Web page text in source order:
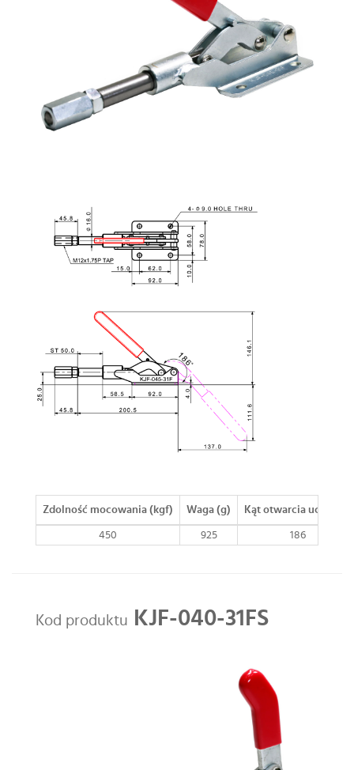
Zdolność mocowania (kgf) Waga (g) Kąt otwarcia uchwytu
450 925 186
Kod produktu KJF-040-31FS